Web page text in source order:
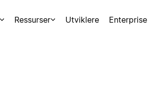
Ressurser Utviklere Enterprise